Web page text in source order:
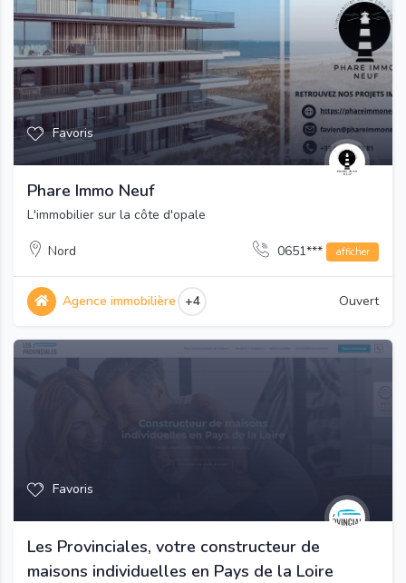
Favoris
Phare Immo Neuf
L'immobilier sur la côte d'opale
Nord 0651*** afficher
Agence immobilière +4 Ouvert
Favoris
Les Provinciales, votre constructeur de
maisons individuelles en Pays de la Loire